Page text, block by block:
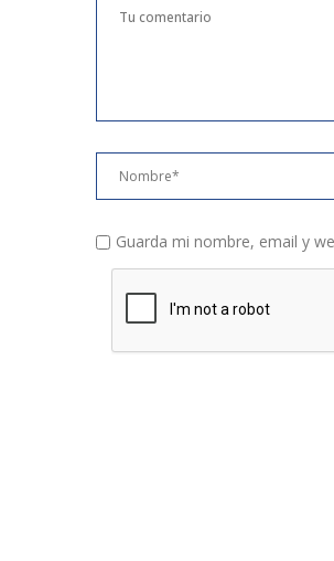
Guarda mi nombre, email y